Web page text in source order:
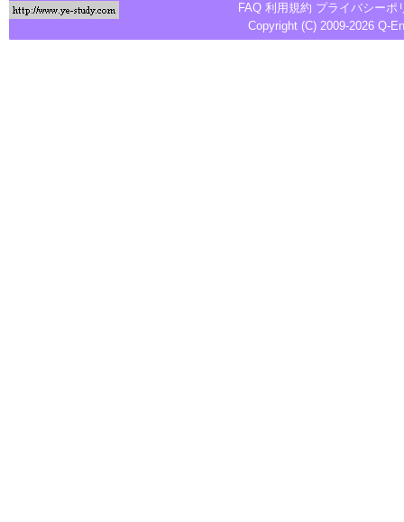
FAQ 利用規約 プライバシーポ
Copyright (C) 2009-2026 Q-